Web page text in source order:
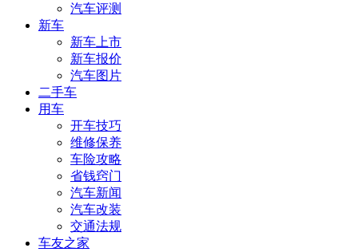
汽车评测
新车
新车上市
新车报价
汽车图片
二手车
用车
开车技巧
维修保养
车险攻略
省钱窍门
汽车新闻
汽车改装
交通法规
车友之家